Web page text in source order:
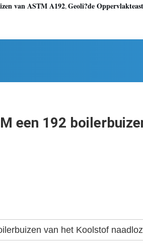
van ASTM A192,Geoli?de
een 192
van het Koolstof